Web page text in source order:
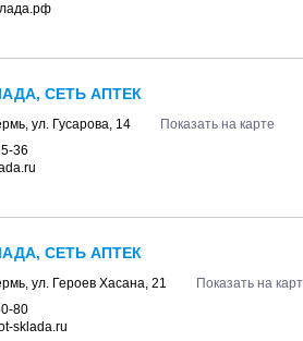
СЕТЬ АПТЕК
, ул. Гусарова, 14
Показать на карте
36
СЕТЬ АПТЕК
, ул. Героев Хасана, 21
Показать на
80
sklada.ru